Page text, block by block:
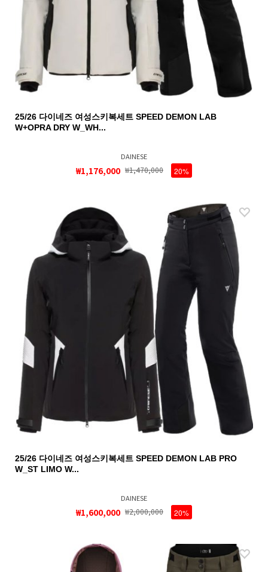
25/26 다이네즈 여성스키복세트 SPEED DEMON LAB
W+OPRA DRY W_WH...
DAINESE
₩1,176,000 ₩1,470,000 20%
25/26 다이네즈 여성스키복세트 SPEED DEMON LAB PRO
W_ST LIMO W...
DAINESE
₩1,600,000 ₩2,000,000 20%